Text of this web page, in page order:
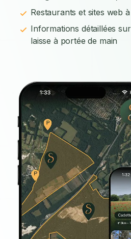
Restaurants et sites web
Informations détaillées
laisse à portée de main